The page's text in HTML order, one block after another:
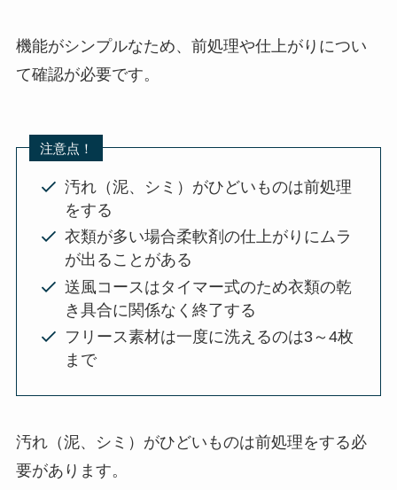
機能がシンプルなため、前処理や仕上がりについ
て確認が必要です。
注意点！
汚れ（泥、シミ）がひどいものは前処理
をする
衣類が多い場合柔軟剤の仕上がりにムラ
が出ることがある
送風コースはタイマー式のため衣類の乾
き具合に関係なく終了する
フリース素材は一度に洗えるのは3～4枚
まで
汚れ（泥、シミ）がひどいものは前処理をする必
要があります。